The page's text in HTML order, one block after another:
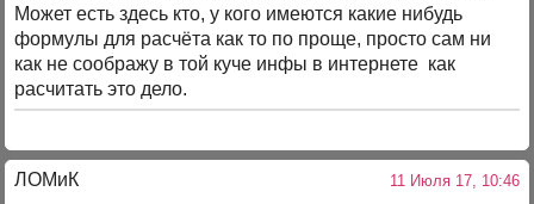
Может есть здесь кто, у кого имеются какие нибудь
формулы для расчёта как то по проще, просто сам ни
как не соображу в той куче инфы в интернете как
расчитать это дело.
ЛОМиК 11 Июля 17, 10:46